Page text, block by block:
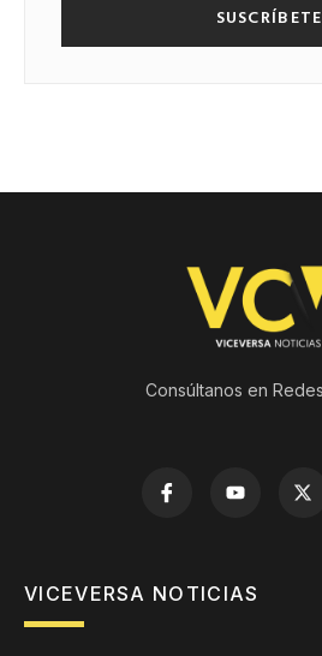
SUSCRÍBETE
Consúltanos en
VICEVERSA NOTICIAS